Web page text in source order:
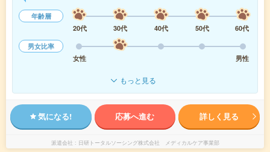
年齢層
20代
30代 40代 50代
60代
男女比率
女性
男性
もっと見る
気になる! 応募へ進む 詳しく見る
派遣会社 日研トータルソーシング株式会社 メディカルケア事業部